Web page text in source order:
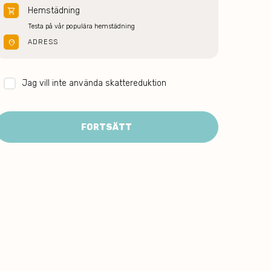
shopping_cart Hemstädning
Testa på vår populära hemstädning
location_on ADRESS
Jag vill inte använda skattereduktion
FORTSÄTT